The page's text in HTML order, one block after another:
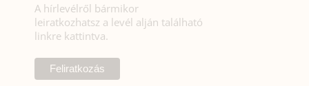
A hírlevélről bármikor
leiratkozhatsz a levél alján található
linkre kattintva.